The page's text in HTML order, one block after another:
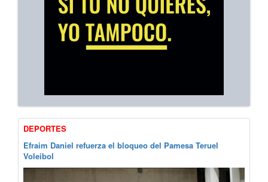
DEPORTES
Efraim Daniel refuerza el bloqueo del Pamesa Teruel
Voleibol